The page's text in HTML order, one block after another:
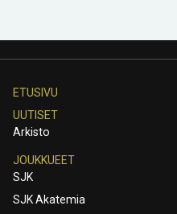
ETUSIVU
UUTISET
Arkisto
JOUKKUEET
SJK
SJK Akatemia